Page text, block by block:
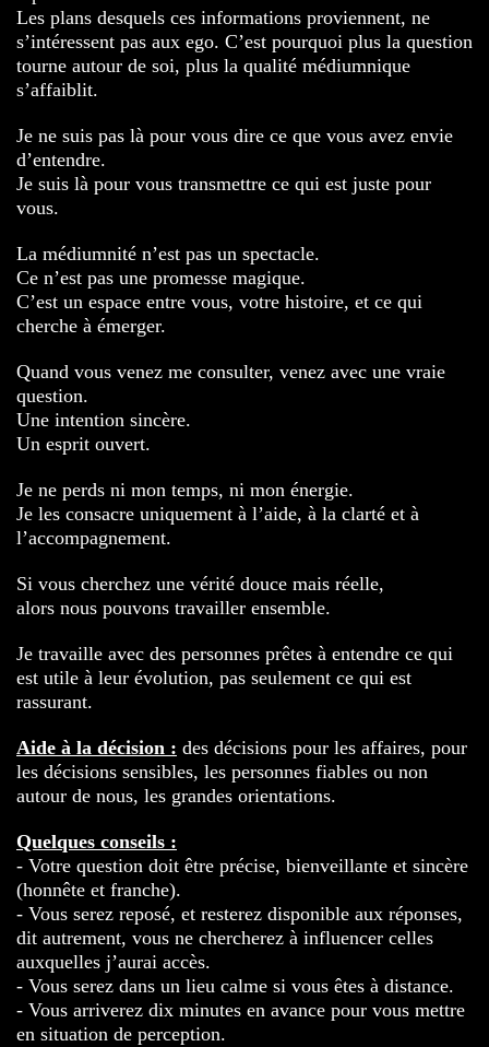
Les plans desquels ces informations proviennent, ne
s’intéressent pas aux ego. C’est pourquoi plus la question
tourne autour de soi, plus la qualité médiumnique
s’affaiblit.
Je ne suis pas là pour vous dire ce que vous avez envie
d’entendre.
Je suis là pour vous transmettre ce qui est juste pour
vous.
La médiumnité n’est pas un spectacle.
Ce n’est pas une promesse magique.
C’est un espace entre vous, votre histoire, et ce qui
cherche à émerger.
Quand vous venez me consulter, venez avec une vraie
question.
Une intention sincère.
Un esprit ouvert.
Je ne perds ni mon temps, ni mon énergie.
Je les consacre uniquement à l’aide, à la clarté et à
l’accompagnement.
Si vous cherchez une vérité douce mais réelle,
alors nous pouvons travailler ensemble.
Je travaille avec des personnes prêtes à entendre ce qui
est utile à leur évolution, pas seulement ce qui est
rassurant.
Aide à la décision : des décisions pour les affaires, pour
les décisions sensibles, les personnes fiables ou non
autour de nous, les grandes orientations.
Quelques conseils :
- Votre question doit être précise, bienveillante et sincère
(honnête et franche).
- Vous serez reposé, et resterez disponible aux réponses,
dit autrement, vous ne chercherez à influencer celles
auxquelles j’aurai accès.
- Vous serez dans un lieu calme si vous êtes à distance.
- Vous arriverez dix minutes en avance pour vous mettre
en situation de perception.